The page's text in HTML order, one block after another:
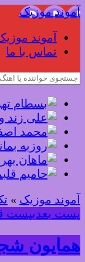
آموند موزیک
آموند
تماس با ما
آموند موزیک »
پست بعدیپست
همایون